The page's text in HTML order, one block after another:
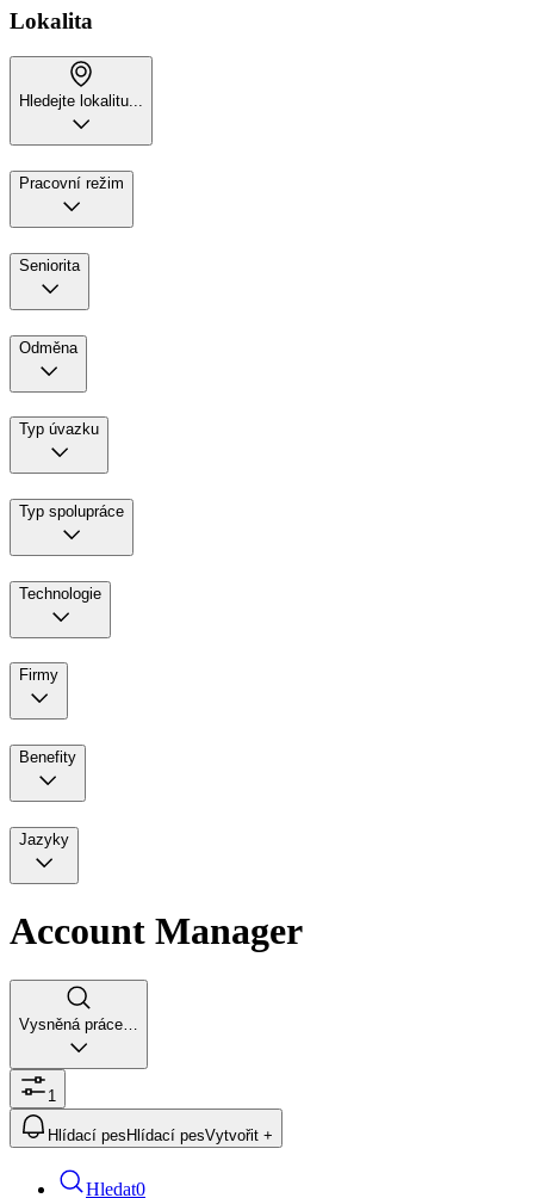
Lokalita
Hledejte lokalitu...
Pracovní režim
Seniorita
Odměna
Typ úvazku
Typ spolupráce
Technologie
Firmy
Benefity
Jazyky
Account Manager
Vysněná práce…
1
Hlídací pesHlídací pesVytvořit +
Hledat0